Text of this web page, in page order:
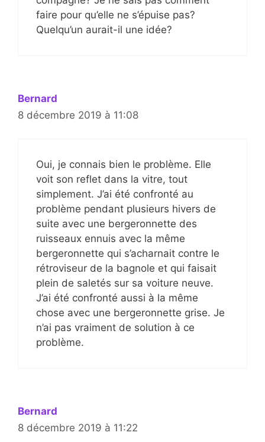
faire pour qu’elle ne s’épuise pas?
Quelqu’un aurait-il une idée?
Bernard
8 décembre 2019 à 11:08
Oui, je connais bien le problème. Elle
voit son reflet dans la vitre, tout
simplement. J’ai été confronté au
problème pendant plusieurs hivers de
suite avec une bergeronnette des
ruisseaux ennuis avec la même
bergeronnette qui s’acharnait contre le
rétroviseur de la bagnole et qui faisait
plein de saletés sur sa voiture neuve.
J’ai été confronté aussi à la même
chose avec une bergeronnette grise. Je
n’ai pas vraiment de solution à ce
problème.
Bernard
8 décembre 2019 à 11:22